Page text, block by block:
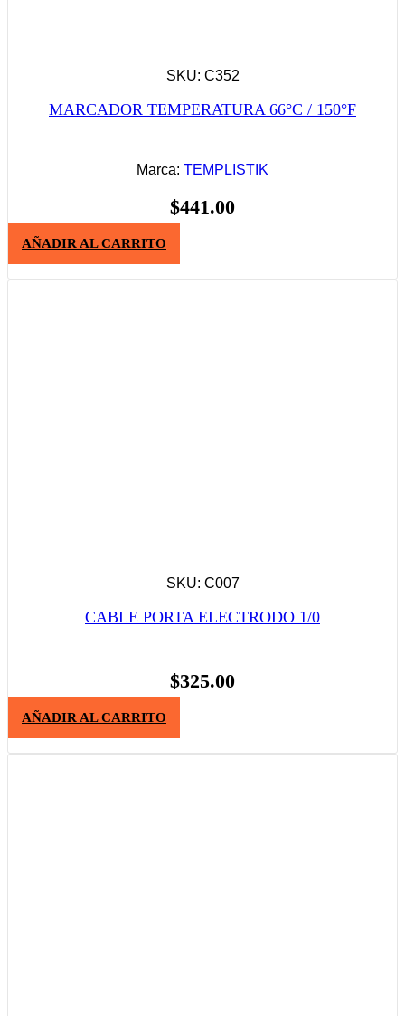
SKU: C352
MARCADOR TEMPERATURA 66°C / 150°F
Marca: TEMPLISTIK
$441.00
AÑADIR AL CARRITO
SKU: C007
CABLE PORTA ELECTRODO 1/0
$325.00
AÑADIR AL CARRITO